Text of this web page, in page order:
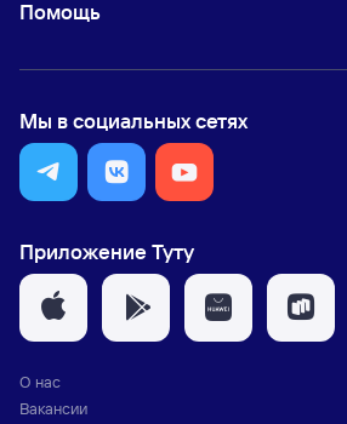
Помощь
Мы в социальных сетях
Приложение Туту
О нас
Вакансии